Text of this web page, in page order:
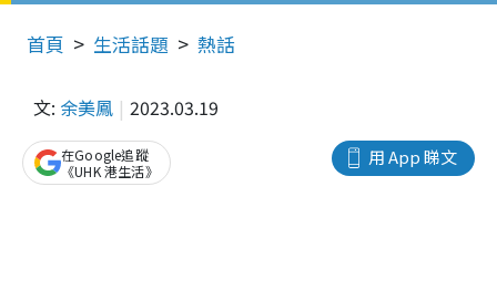
首頁 生活話題 熱話
文: 余美鳳 2023.03.19
用 App 睇文
在Google追蹤
《UHK 港生活》